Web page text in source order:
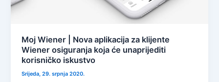
Moj Wiener | Nova aplikacija za klijente
Wiener osiguranja koja će unaprijediti
korisničko iskustvo
Srijeda, 29. srpnja 2020.